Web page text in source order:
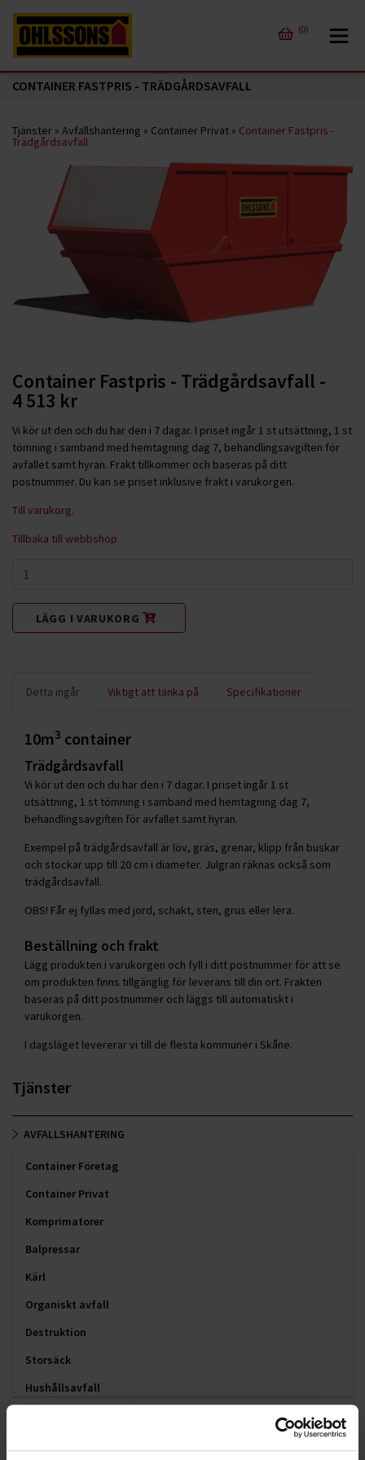
(0)
CONTAINER FASTPRIS - TRÄDGÅRDSAVFALL
Tjänster » Avfallshantering » Container Privat » Container Fastpris -
Trädgårdsavfall
Container Fastpris - Trädgårdsavfall -
4 513 kr
Vi kör ut den och du har den i 7 dagar. I priset ingår 1 st utsättning, 1 st
tömning i samband med hemtagning dag 7, behandlingsavgiften för
avfallet samt hyran. Frakt tillkommer och baseras på ditt
postnummer. Du kan se priset inklusive frakt i varukorgen.
Till varukorg.
Tillbaka till webbshop
LÄGG I VARUKORG
Detta ingår Viktigt att tänka på Specifikationer
10m3 container
Trädgårdsavfall
Vi kör ut den och du har den i 7 dagar. I priset ingår 1 st
utsättning, 1 st tömning i samband med hemtagning dag 7,
behandlingsavgiften för avfallet samt hyran.
Exempel på trädgårdsavfall är löv, gräs, grenar, klipp från buskar
och stockar upp till 20 cm i diameter. Julgran räknas också som
trädgårdsavfall.
OBS! Får ej fyllas med jord, schakt, sten, grus eller lera.
Beställning och frakt
Lägg produkten i varukorgen och fyll i ditt postnummer för att se
om produkten finns tillgänglig för leverans till din ort. Frakten
baseras på ditt postnummer och läggs till automatiskt i
varukorgen.
I dagsläget levererar vi till de flesta kommuner i Skåne.
Tjänster
AVFALLSHANTERING
Container Företag
Container Privat
Komprimatorer
Balpressar
Kärl
Organiskt avfall
Destruktion
Storsäck
Hushållsavfall